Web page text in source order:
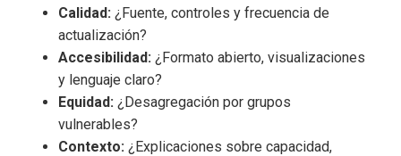
Calidad: ¿Fuente, controles y frecuencia de
actualización?
Accesibilidad: ¿Formato abierto, visualizaciones
y lenguaje claro?
Equidad: ¿Desagregación por grupos
vulnerables?
Contexto: ¿Explicaciones sobre capacidad,